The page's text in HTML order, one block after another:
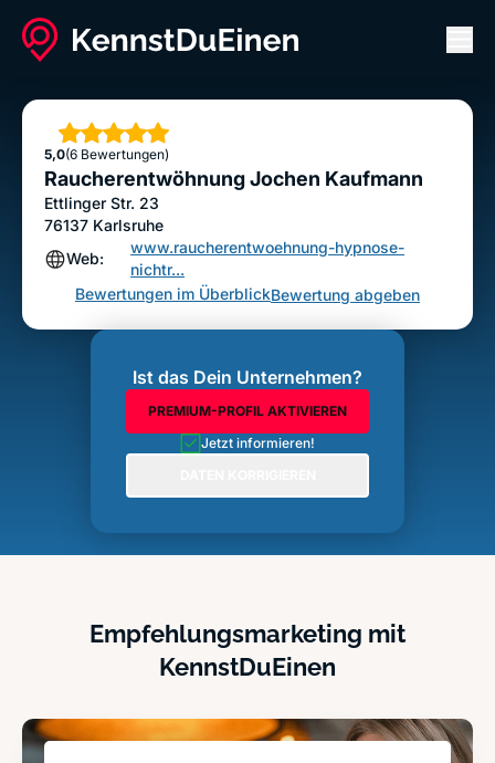
Raucherentwöhnung Jochen Kaufmann
5,0
Sterne
(6 Bewertungen)
Raucherentwöhnung Jochen Kaufmann
Ettlinger Str. 23
76137 Karlsruhe
Web:
www.raucherentwoehnung-hypnose-
nichtr...
Bewertungen im ÜberblickBewertung abgeben
Ist das Dein Unternehmen?
PREMIUM-PROFIL AKTIVIEREN
Jetzt informieren!
Empfehlungsmarketing mit
KennstDuEinen